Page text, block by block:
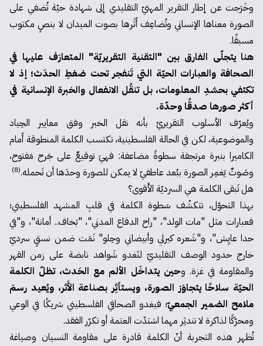
وخَرَجت عن إطار التقرير المهنيّ التقليدي إلى شهادة حيّة تُضفي على
الصورة معناها الإنساني وتُضاعِف أَثَرها بصوت الميدان لا بنصٍ مكتوب
مسبقًا.
هنا يتجلّى الفارق بين "التقنية التقريريّة" المتعارَف عليها في
الصحافة والعبارات الحيّة التي تَنفجر تحت ضغطِ الحدَث؛ إذ لا
تكتفي بحشدِ المعلومات، بل تنقُل الانفعال والخبرة الإنسانية في
أكثر صورها صدقًا وحدّة.
ويُعرّف الأسلوب التقريريّ بأنه نقل الخبر وفق معايير الحِياد
والموضوعية، لكن في الحالة الفلسطينية، تكتسب الكلمة المنطوقة أَمام
الكاميرا بنبرة مرتجفة سطوةً مضاعفة: فهيَ توقيعٌ على جَرح مَفتوح،
وصَوتٌ يَغمِر الصورة ببُعد عاطفيّ لا يمكن للصورة وحدَها أن تَحمله.(8)
هل تَبقى الكلمة هي السرديّة الأَقوى؟
بهذا التحوّل، تتكشّف سَطوة الكلمة في قلبِ المشهد الفلسطيني؛
فعبارات مثل "مات الولد"، "راح الدفاع المدني"، "بَخاف.. أمانة"، و"في
حدا عايِش"، و"شَعره كيرلي وأبيضاني وحِلو" نَمَت ضمن نسقٍ سرديّ
خارج حدود الوصف التقليديّ لتَغدو شَواهد نابضة على زمن القهر
والمقاومة في غزة. وحين يتداخَل الألم مع الحَدث، تظلّ الكلمة
الحيّة سلاحًا يتجاوَز الصورة، ويستأثِر بصناعة الأَثر، ويُعيد رسمَ
ملامح الضمير الجمعيّ؛ فيغدو الصحافي الفلسطيني شريكًا في الوعي
ومحرّكًا لذاكرة لا تندثِر مهما اشتدّت العتمة أو تكرّر الفقد.
تُظهر هذه التجربة أنّ الكلمة قادرة على مقاومة النسيان وصياغة